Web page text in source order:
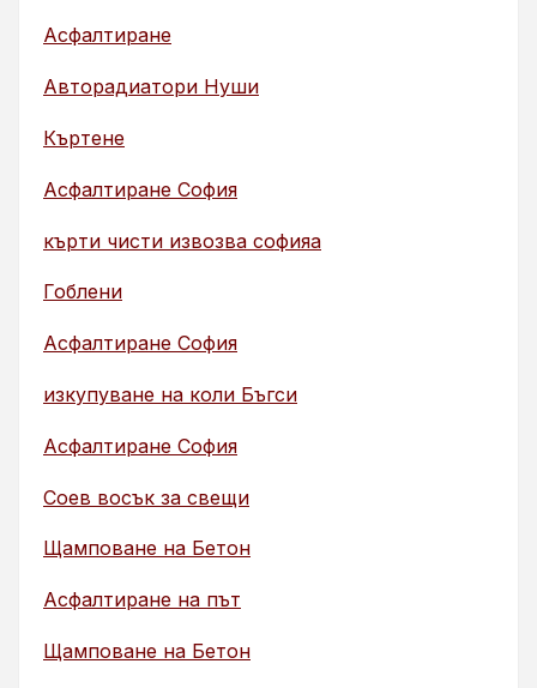
Асфалтиране
Авторадиатори Нуши
Къртене
Асфалтиране София
кърти чисти извозва софияа
Гоблени
Асфалтиране София
изкупуване на коли Бъгси
Асфалтиране София
Соев восък за свещи
Щамповане на Бетон
Асфалтиране на път
Щамповане на Бетон